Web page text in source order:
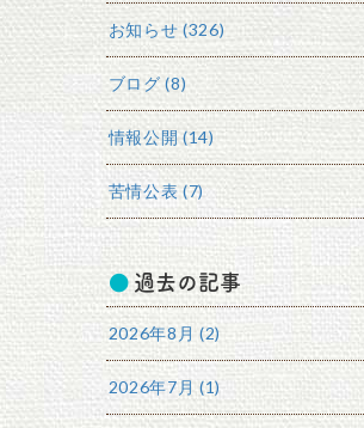
お知らせ (326)
ブログ (8)
情報公開 (14)
苦情公表 (7)
過去の記事
2026年8月 (2)
2026年7月 (1)